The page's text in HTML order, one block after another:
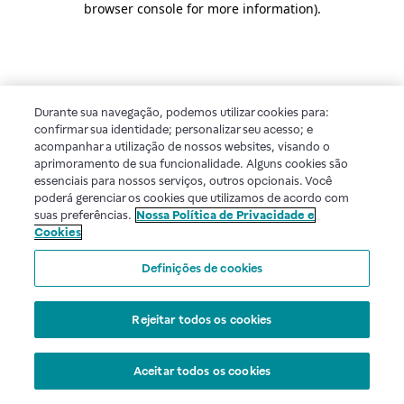
browser console for more information).
Durante sua navegação, podemos utilizar cookies para:
confirmar sua identidade; personalizar seu acesso; e
acompanhar a utilização de nossos websites, visando o
aprimoramento de sua funcionalidade. Alguns cookies são
essenciais para nossos serviços, outros opcionais. Você
poderá gerenciar os cookies que utilizamos de acordo com
suas preferências. Nossa Política de Privacidade e
Cookies
Definições de cookies
Rejeitar todos os cookies
Aceitar todos os cookies